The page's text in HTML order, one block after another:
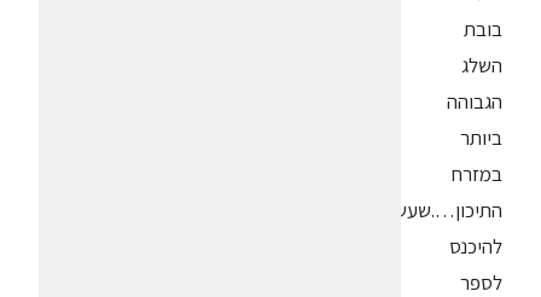
בובת
השלג
הגבוהה
ביותר
במזרח
התיכון….שעשויה
להיכנס
לספר